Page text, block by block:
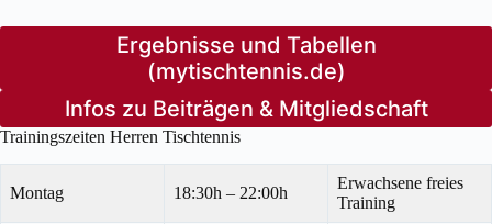
Ergebnisse und Tabellen
(mytischtennis.de)
Infos zu Beiträgen & Mitgliedschaft
Trainingszeiten Herren Tischtennis
Montag 18:30h – 22:00h
Erwachsene freies
Training